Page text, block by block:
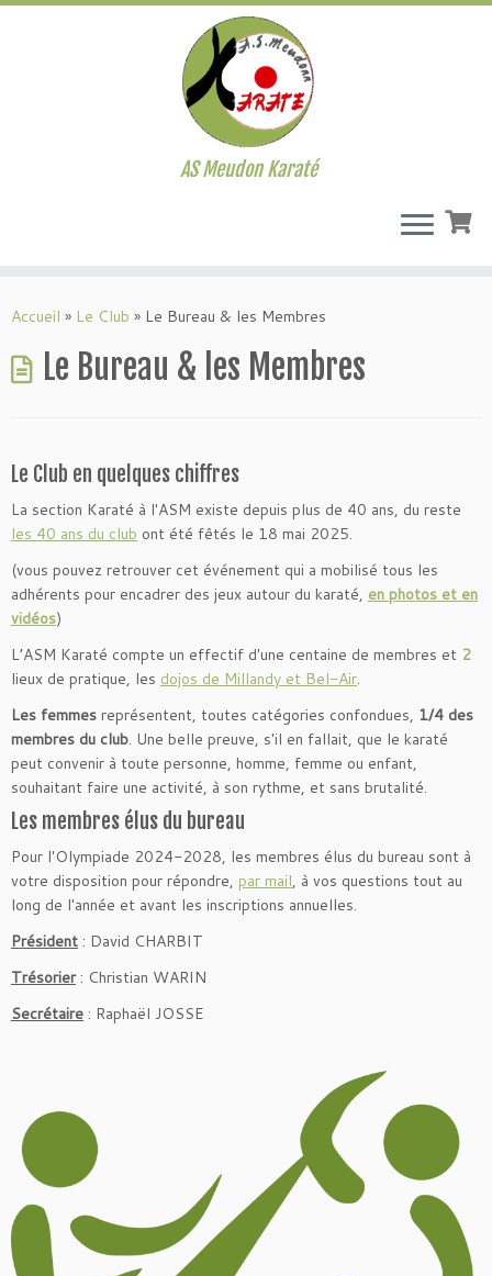
au
AS Meudon Karaté
Accueil » Le Club » Le Bureau & les Membres
Le Bureau & les Membres
Le Club en quelques chiffres
La section Karaté à l'ASM existe depuis plus de 40 ans, du reste
les 40 ans du club ont été fêtés le 18 mai 2025.
(vous pouvez retrouver cet événement qui a mobilisé tous les
adhérents pour encadrer des jeux autour du karaté, en photos et en
vidéos)
L’ASM Karaté compte un effectif d'une centaine de membres et 2
lieux de pratique, les dojos de Millandy et Bel-Air.
Les femmes représentent, toutes catégories confondues, 1/4 des
membres du club. Une belle preuve, s'il en fallait, que le karaté
peut convenir à toute personne, homme, femme ou enfant,
souhaitant faire une activité, à son rythme, et sans brutalité.
Les membres élus du bureau
Pour l'Olympiade 2024-2028, les membres élus du bureau sont à
votre disposition pour répondre, par mail, à vos questions tout au
long de l'année et avant les inscriptions annuelles.
Président : David CHARBIT
Trésorier : Christian WARIN
Secrétaire : Raphaël JOSSE